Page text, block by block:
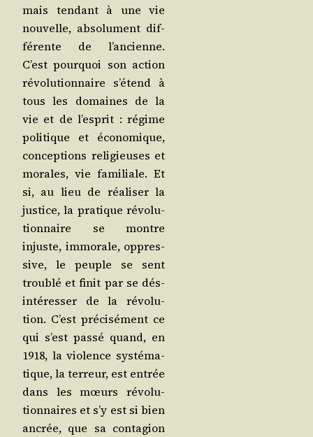
mais ten­dant à une vie
nou­velle, abso­lu­ment dif­
fé­rente de l’an­cienne.
C’est pour­quoi son action
révo­lu­tion­naire s’é­tend à
tous les domaines de la
vie et de l’es­prit : régime
poli­tique et éco­no­mique,
concep­tions reli­gieuses et
morales, vie fami­liale. Et
si, au lieu de réa­li­ser la
jus­tice, la pra­tique révo­lu­
tion­naire se montre
injuste, immo­rale, oppres­
sive, le peuple se sent
trou­blé et finit par se dés­
in­té­res­ser de la révo­lu­
tion. C’est pré­ci­sé­ment ce
qui s’est pas­sé quand, en
1918, la vio­lence sys­té­ma­
tique, la ter­reur, est entrée
dans les mœurs révo­lu­
tion­naires et s’y est si bien
ancrée, que sa conta­gion